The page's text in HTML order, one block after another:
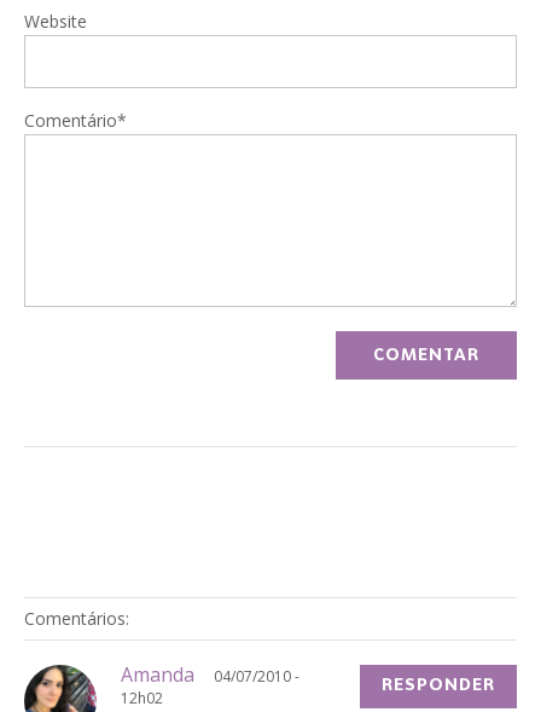
Website
Comentário*
Comentários:
Amanda
04/07/2010 -
12h02
RESPONDER